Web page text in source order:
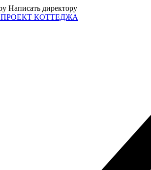
Написать директору
ПРОЕКТ КОТТЕДЖА